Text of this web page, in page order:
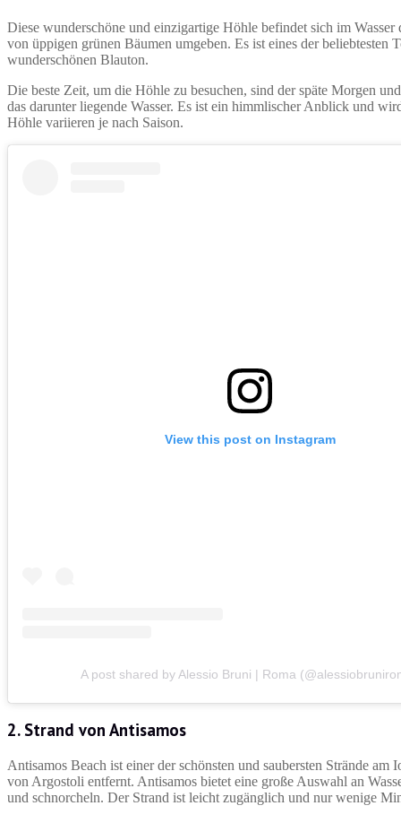
Diese wunderschöne und einzigartige Höhle befindet sich im
von üppigen grünen Bäumen umgeben. Es ist eines der
wunderschönen Blauton.
Die beste Zeit, um die Höhle zu besuchen, sind der späte Morgen
das darunter liegende Wasser. Es ist ein himmlischer Anblick und
Höhle variieren je nach Saison.
View this post on Instagram
A post shared by Alessio Bruni | Roma
2. Strand von Antisamos
Antisamos Beach ist einer der schönsten und saubersten Strände
von Argostoli entfernt. Antisamos bietet eine große Auswahl an
und schnorcheln. Der Strand ist leicht zugänglich und nur wenige